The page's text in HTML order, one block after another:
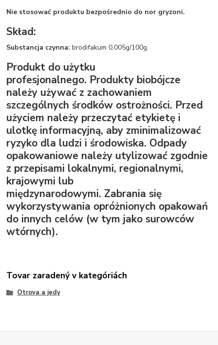
Nie stosować produktu bezpośrednio do nor gryzoni.
Skład:
Substancja czynna: brodifakum 0,005g/100g.
Produkt do użytku
profesjonalnego. Produkty biobójcze
należy używać z zachowaniem
szczególnych środków ostrożności. Przed
użyciem należy przeczytać etykietę i
ulotkę informacyjną, aby zminimalizować
ryzyko dla ludzi i środowiska. Odpady
opakowaniowe należy utylizować zgodnie
z przepisami lokalnymi, regionalnymi,
krajowymi lub
międzynarodowymi. Zabrania się
wykorzystywania opróżnionych opakowań
do innych celów (w tym jako surowców
wtórnych).
Tovar zaradený v kategóriách
Otrova a jedy